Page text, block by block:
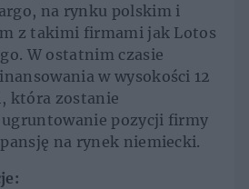
na rynku polskim i
z takimi firmami jak Lotos
W ostatnim czasie
w wysokości 12
która zostanie
ugruntowanie pozycji firmy
na rynek niemiecki.